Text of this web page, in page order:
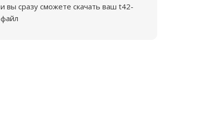
и вы сразу сможете скачать ваш t42-
файл